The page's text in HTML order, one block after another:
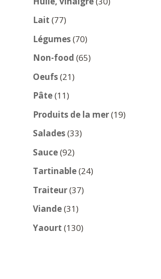
Lait 7777
produits
Légumes 7070
produits
Non-food 6565
Oeufs 2121
Pâte 1111
produits
Produits de la mer 1919
Salades 3333
Sauce 9292
produits
Tartinable 2424
Traiteur 3737
Viande 3131
produits
Yaourt 130130